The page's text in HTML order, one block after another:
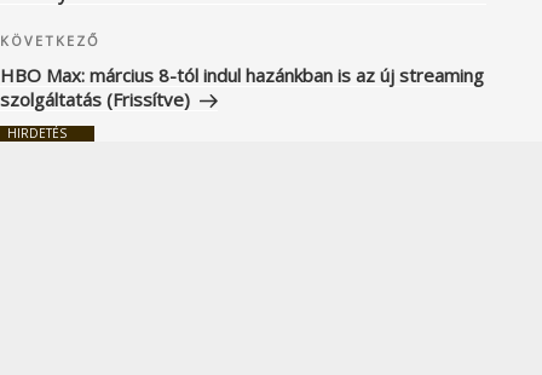
Következő
bejegyzés
KÖVETKEZŐ
HBO Max: március 8-tól indul hazánkban is az új streaming
szolgáltatás (Frissítve)
HIRDETÉS